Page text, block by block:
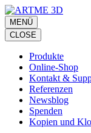
Zum
Inhalt
springen
(Eingabetaste
drücken)
MENÜ
CLOSE
Produkte
Online-Shop
Kontakt &
Referenzen
Newsblog
Spenden
Kopien und